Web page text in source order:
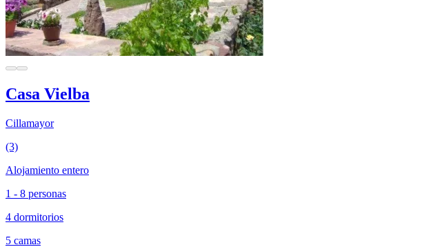
Casa Vielba
Cillamayor
(3)
Alojamiento entero
1 - 8 personas
4 dormitorios
5 camas